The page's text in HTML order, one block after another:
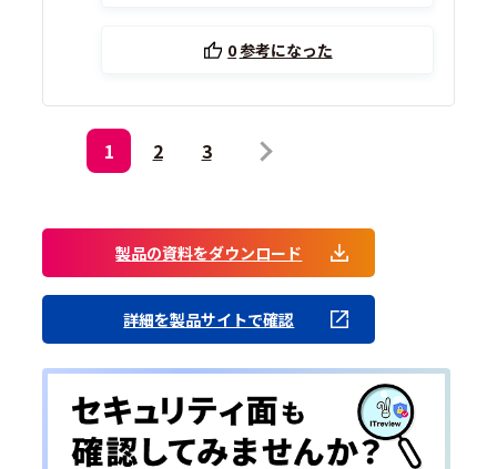
0参考になった
1 2 3
製品の資料をダウンロード
詳細を製品サイトで確認